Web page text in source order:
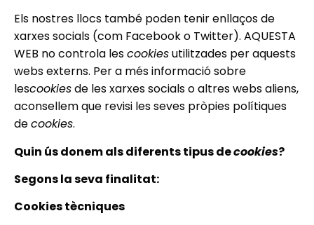
Els nostres llocs també poden tenir enllaços de
xarxes socials (com Facebook o Twitter). AQUESTA
WEB no controla lescookiesutilitzades per aquests
webs externs. Per a més informació sobre
lescookiesde les xarxes socials o altres webs aliens,
aconsellem que revisi les seves pròpies polítiques
decookies.
Quin ús donem als diferents tipus decookies?
Segons la seva finalitat:
Cookies tècniques